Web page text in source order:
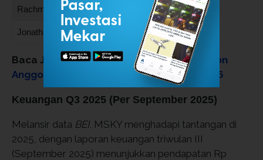
Rachmat Nurhadi Komisaris Tidak
Jonathan Chandra Komisaris Ya
Baca Juga:Jangan Lewatkan! Saham Calon
Anggota Indeks Global MSCI Februari 2026
Keuangan Q3 2025 (Per September 2025)
Melansir data BEI, MSKY menghadapi tantangan di
2025, dengan laporan keuangan triwulan III
(September 2025) menunjukkan pendapatan Rp